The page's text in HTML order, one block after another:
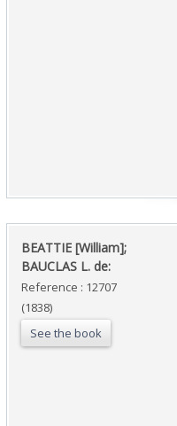
‎BEATTIE [William];
BAUCLAS L. de:‎
Reference : 12707
(1838)
See the book